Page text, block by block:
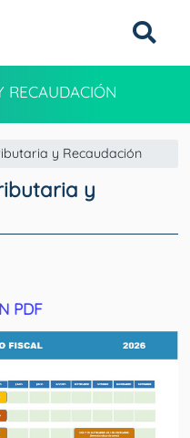
RECAUDACIÓN
y Recaudación
y
PDF